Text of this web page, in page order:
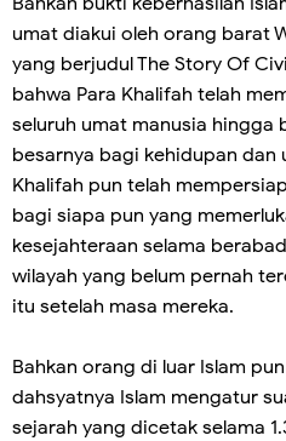
umat diakui oleh orang barat
yang berjudul The Story Of
bahwa Para Khalifah telah
seluruh umat manusia hingga
besarnya bagi kehidupan dan
Khalifah pun telah
bagi siapa pun yang
kesejahteraan selama
wilayah yang belum pernah
itu setelah masa mereka.
Bahkan orang di luar Islam
dahsyatnya Islam mengatur
sejarah yang dicetak selama